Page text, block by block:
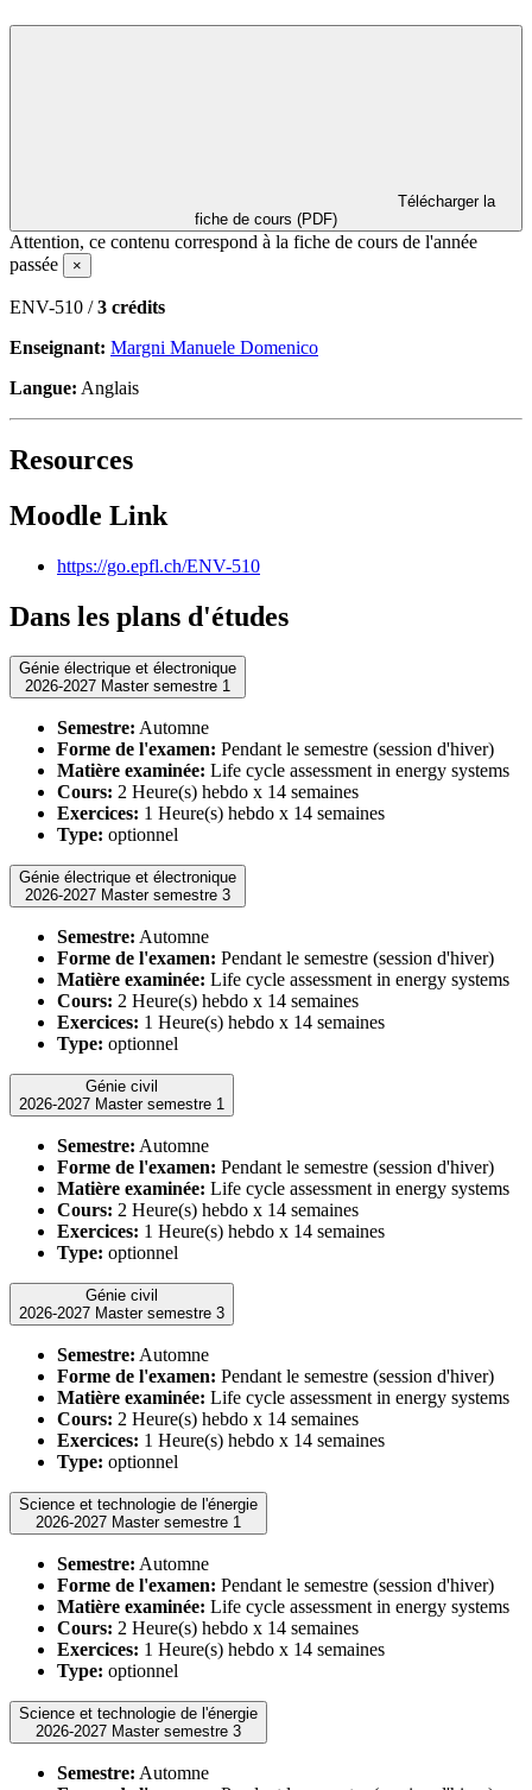
fiche de cours (PDF)
Attention, ce contenu correspond à la fiche de cours de l'année
passée
×
ENV-510 /3 crédits
Enseignant: Margni Manuele Domenico
Langue: Anglais
Resources
Moodle Link
https://go.epfl.ch/ENV-510
Dans les plans d'études
Génie électrique et électronique
2026-2027 Master semestre 1
Semestre: Automne
Forme de l'examen: Pendant le semestre (session d'hiver)
Matière examinée: Life cycle assessment in energy systems
Cours: 2 Heure(s) hebdo x 14 semaines
Exercices: 1 Heure(s) hebdo x 14 semaines
Type: optionnel
Génie électrique et électronique
2026-2027 Master semestre 3
Semestre: Automne
Forme de l'examen: Pendant le semestre (session d'hiver)
Matière examinée: Life cycle assessment in energy systems
Cours: 2 Heure(s) hebdo x 14 semaines
Exercices: 1 Heure(s) hebdo x 14 semaines
Type: optionnel
Génie civil
2026-2027 Master semestre 1
Semestre: Automne
Forme de l'examen: Pendant le semestre (session d'hiver)
Matière examinée: Life cycle assessment in energy systems
Cours: 2 Heure(s) hebdo x 14 semaines
Exercices: 1 Heure(s) hebdo x 14 semaines
Type: optionnel
Génie civil
2026-2027 Master semestre 3
Semestre: Automne
Forme de l'examen: Pendant le semestre (session d'hiver)
Matière examinée: Life cycle assessment in energy systems
Cours: 2 Heure(s) hebdo x 14 semaines
Exercices: 1 Heure(s) hebdo x 14 semaines
Type: optionnel
Science et technologie de l'énergie
2026-2027 Master semestre 1
Semestre: Automne
Forme de l'examen: Pendant le semestre (session d'hiver)
Matière examinée: Life cycle assessment in energy systems
Cours: 2 Heure(s) hebdo x 14 semaines
Exercices: 1 Heure(s) hebdo x 14 semaines
Type: optionnel
Science et technologie de l'énergie
2026-2027 Master semestre 3
Semestre: Automne